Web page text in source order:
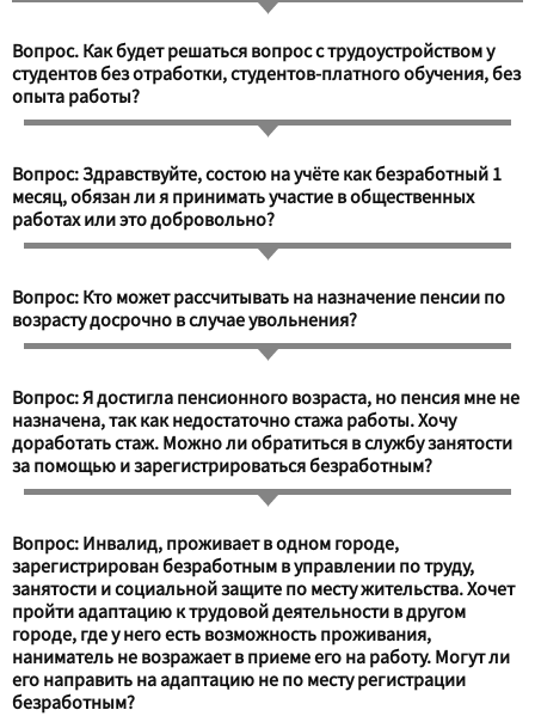
Вопрос. Как будет решаться вопрос с трудоустройством у
студентов без отработки, студентов-платного обучения, без
опыта работы?
Вопрос: Здравствуйте, состою на учёте как безработный 1
месяц, обязан ли я принимать участие в общественных
работах или это добровольно?
Вопрос: Кто может рассчитывать на назначение пенсии по
возрасту досрочно в случае увольнения?
Вопрос: Я достигла пенсионного возраста, но пенсия мне не
назначена, так как недостаточно стажа работы. Хочу
доработать стаж. Можно ли обратиться в службу занятости
за помощью и зарегистрироваться безработным?
Вопрос: Инвалид, проживает в одном городе,
зарегистрирован безработным в управлении по труду,
занятости и социальной защите по месту жительства. Хочет
пройти адаптацию к трудовой деятельности в другом
городе, где у него есть возможность проживания,
наниматель не возражает в приеме его на работу. Могут ли
его направить на адаптацию не по месту регистрации
безработным?